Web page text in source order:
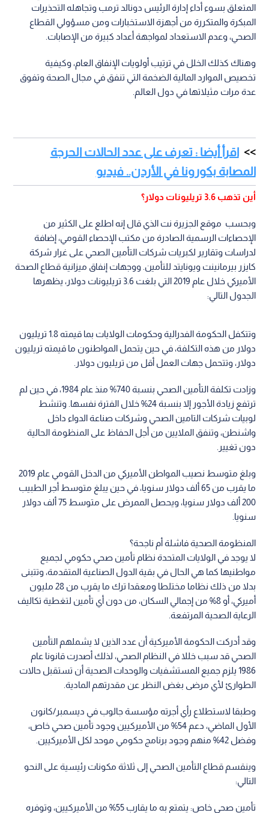
المتعلق بسوء أداء إدارة الرئيس دونالد ترمب وتجاهله التحذيرات
المبكرة والمتكررة من أجهزة الاستخبارات ومن مسؤولي القطاع
الصحي، وعدم الاستعداد لمواجهة أعداد كبيرة من الإصابات.
وهناك كذلك الخلل في ترتيب أولويات الإنفاق العام، وكيفية
تخصيص الموارد المالية الضخمة التي تنفق في مجال الصحة وتفوق
عدة مرات مثيلاتها في دول العالم.
اقرأ أيضا : تعرف على عدد الحالات الحرجة
المصابة بكورونا في الأردن.. فيديو
أين تذهب 3.6 تريليونات دولار؟
وبحسب موقع الجزيرة نت الذي قال إنه اطلع على الكثير من
الإحصاءات الرسمية الصادرة من مكتب الإحصاء القومي، إضافة
لدراسات وتقارير لكبريات شركات التأمين الصحي على غرار شركة
كايزر بيرمانينت ويونايتد للتأمين. ووجهات إنفاق ميزانية قطاع الصحة
الأميركي خلال عام 2019 التي بلغت 3.6 تريليونات دولار، يظهرها
الجدول التالي:
وتتكفل الحكومة الفدرالية وحكومات الولايات بما قيمته 1.8 تريليون
دولار من هذه التكلفة، في حين يتحمل المواطنون ما قيمته تريليون
دولار، وتتحمل جهات العمل أقل من تريليون دولار.
وزادت تكلفة التأمين الصحي بنسبة 740% منذ عام 1984، في حين لم
ترتفع زيادة الأجور إلا بنسبة 24% خلال الفترة نفسها. وتنشط
لوبيات شركات التامين الصحي وشركات صناعة الدواء داخل
واشنطن، وتنفق الملايين من أجل الحفاظ على المنظومة الحالية
دون تغيير.
وبلغ متوسط نصيب المواطن الأميركي من الدخل القومي عام 2019
ما يقرب من 65 ألف دولار سنويا، في حين يبلغ متوسط أجر الطبيب
200 ألف دولار سنويا، ويحصل الممرض على متوسط 75 ألف دولار
سنويا.
المنظومة الصحية فاشلة أم ناجحة؟
لا يوجد في الولايات المتحدة نظام تأمين صحي حكومي لجميع
مواطنيها كما هي الحال في بقية الدول الصناعية المتقدمة، وتتبنى
بدلا من ذلك نظاما مختلطا ومعقدا ترك ما يقرب من 28 مليون
أميركي، أو 8% من إجمالي السكان، من دون أي تأمين لتغطية تكاليف
الرعاية الصحية المرتفعة.
وقد أدركت الحكومة الأميركية أن عدد الذين لا يشملهم التأمين
الصحي قد سبب خللا في النظام الصحي، لذلك أصدرت قانونا عام
1986 يلزم جميع المستشفيات والوحدات الصحية أن تستقبل حالات
الطوارئ لأي مرضى بغض النظر عن مقدرتهم المادية.
وطبقا لاستطلاع رأي أجرته مؤسسة جالوب في ديسمبر/كانون
الأول الماضي، دعم 54% من الأميركيين وجود تأمين صحي خاص،
وفضل 42% منهم وجود برنامج حكومي موحد لكل الأميركيين.
وينقسم قطاع التأمين الصحي إلى ثلاثة مكونات رئيسية على النحو
التالي:
تأمين صحي خاص: يتمتع به ما يقارب 55% من الأميركيين، وتوفره